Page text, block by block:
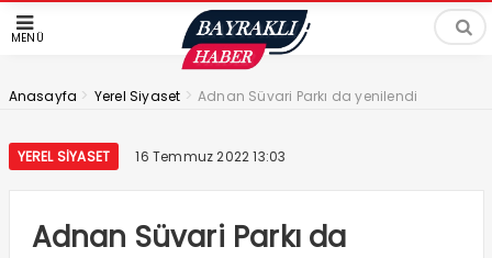
MENÜ
Anasayfa > Yerel Siyaset > Adnan Süvari Parkı da yenilendi
YEREL SIYASET 16 Temmuz 2022 13:03
Adnan Süvari Parkı da